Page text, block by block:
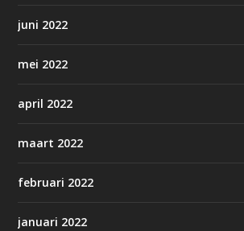
juni 2022
mei 2022
april 2022
maart 2022
februari 2022
januari 2022